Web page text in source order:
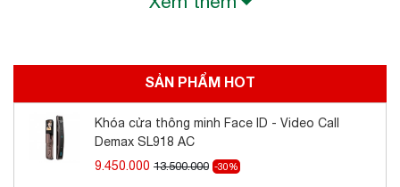
+ Tải trọng: 35 kg
+ Ray trượt giảm chấn lắp cạnh bên
+ Thành phần: Bộ rổ, bộ ray giảm chấn, khay
hứng nước, 2 thanh đỡ khay, 2 bas mặt trước,2
SẢN PHẨM HOT
Khóa cửa thông minh Face ID - Video Call
Demax SL918 AC
9.450.000 13.500.000 -30%